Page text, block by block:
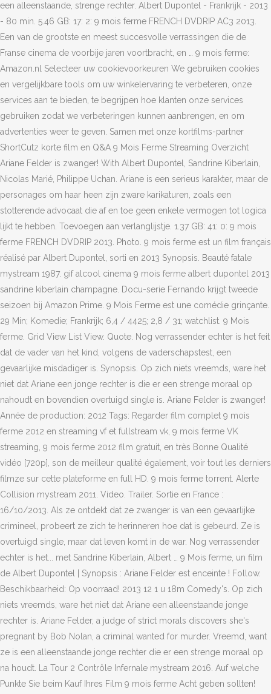
een alleenstaande, strenge rechter. Albert Dupontel - Frankrijk - 2013
- 80 min. 5.46 GB: 17: 2: 9 mois ferme FRENCH DVDRIP AC3 2013.
Een van de grootste en meest succesvolle verrassingen die de
Franse cinema de voorbije jaren voortbracht, en … 9 mois ferme:
Amazon.nl Selecteer uw cookievoorkeuren We gebruiken cookies
en vergelijkbare tools om uw winkelervaring te verbeteren, onze
services aan te bieden, te begrijpen hoe klanten onze services
gebruiken zodat we verbeteringen kunnen aanbrengen, en om
advertenties weer te geven. Samen met onze kortfilms-partner
ShortCutz korte film en Q&A 9 Mois Ferme Streaming Overzicht
Ariane Felder is zwanger! With Albert Dupontel, Sandrine Kiberlain,
Nicolas Marié, Philippe Uchan. Ariane is een serieus karakter, maar de
personages om haar heen zijn zware karikaturen, zoals een
stotterende advocaat die af en toe geen enkele vermogen tot logica
lijkt te hebben. Toevoegen aan verlanglijstje. 1.37 GB: 41: 0: 9 mois
ferme FRENCH DVDRIP 2013. Photo. 9 mois ferme est un film français
réalisé par Albert Dupontel, sorti en 2013 Synopsis. Beauté fatale
mystream 1987. gif alcool cinema 9 mois ferme albert dupontel 2013
sandrine kiberlain champagne. Docu-serie Fernando krijgt tweede
seizoen bij Amazon Prime. 9 Mois Ferme est une comédie grinçante.
29 Min; Komedie; Frankrijk; 6,4 / 4425; 2,8 / 31; watchlist. 9 Mois
ferme. Grid View List View. Quote. Nog verrassender echter is het feit
dat de vader van het kind, volgens de vaderschapstest, een
gevaarlijke misdadiger is. Synopsis. Op zich niets vreemds, ware het
niet dat Ariane een jonge rechter is die er een strenge moraal op
nahoudt en bovendien overtuigd single is. Ariane Felder is zwanger!
Année de production: 2012 Tags: Regarder film complet 9 mois
ferme 2012 en streaming vf et fullstream vk, 9 mois ferme VK
streaming, 9 mois ferme 2012 film gratuit, en très Bonne Qualité
vidéo [720p], son de meilleur qualité également, voir tout les derniers
filmze sur cette plateforme en full HD. 9 mois ferme torrent. Alerte
Collision mystream 2011. Video. Trailer. Sortie en France :
16/10/2013. Als ze ontdekt dat ze zwanger is van een gevaarlijke
crimineel, probeert ze zich te herinneren hoe dat is gebeurd. Ze is
overtuigd single, maar dat leven komt in de war. Nog verrassender
echter is het... met Sandrine Kiberlain, Albert … 9 Mois ferme, un film
de Albert Dupontel | Synopsis : Ariane Felder est enceinte ! Follow.
Beschikbaarheid: Op voorraad! 2013 12 1 u 18m Comedy's. Op zich
niets vreemds, ware het niet dat Ariane een alleenstaande jonge
rechter is. Ariane Felder, a judge of strict morals discovers she's
pregnant by Bob Nolan, a criminal wanted for murder. Vreemd, want
ze is een alleenstaande jonge rechter die er een strenge moraal op
na houdt. La Tour 2 Contrôle Infernale mystream 2016. Auf welche
Punkte Sie beim Kauf Ihres Film 9 mois ferme Acht geben sollten!